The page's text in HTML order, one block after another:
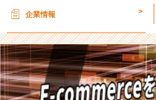
ン
歓
迎
【株
式
企業情報 >